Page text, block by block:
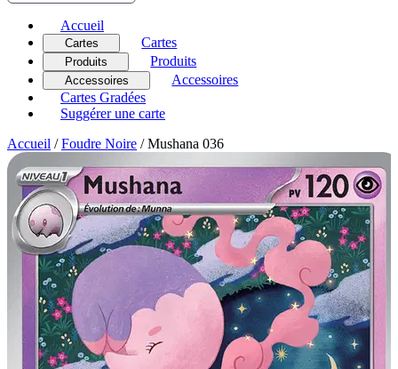
Accueil
Cartes Cartes
Produits Produits
Accessoires
Accessoires
Cartes Gradées
Suggérer une carte
Accueil / Foudre Noire / Mushana 036